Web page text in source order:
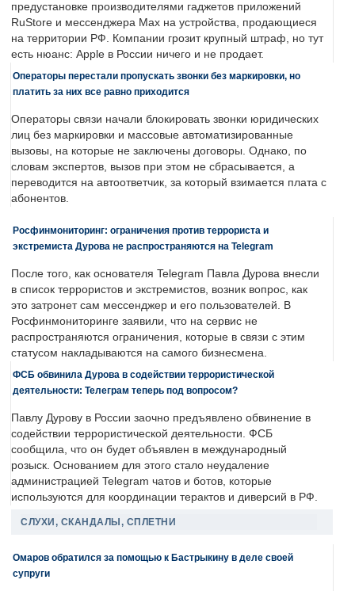
предустановке производителями гаджетов приложений
RuStore и мессенджера Max на устройства, продающиеся
на территории РФ. Компании грозит крупный штраф, но тут
есть нюанс: Apple в России ничего и не продает.
Операторы перестали пропускать звонки без маркировки, но
платить за них все равно приходится
Операторы связи начали блокировать звонки юридических
лиц без маркировки и массовые автоматизированные
вызовы, на которые не заключены договоры. Однако, по
словам экспертов, вызов при этом не сбрасывается, а
переводится на автоответчик, за который взимается плата с
абонентов.
Росфинмониторинг: ограничения против террориста и
экстремиста Дурова не распространяются на Telegram
После того, как основателя Telegram Павла Дурова внесли
в список террористов и экстремистов, возник вопрос, как
это затронет сам мессенджер и его пользователей. В
Росфинмониторинге заявили, что на сервис не
распространяются ограничения, которые в связи с этим
статусом накладываются на самого бизнесмена.
ФСБ обвинила Дурова в содействии террористической
деятельности: Телеграм теперь под вопросом?
Павлу Дурову в России заочно предъявлено обвинение в
содействии террористической деятельности. ФСБ
сообщила, что он будет объявлен в международный
розыск. Основанием для этого стало неудаление
администрацией Telegram чатов и ботов, которые
используются для координации терактов и диверсий в РФ.
СЛУХИ, СКАНДАЛЫ, СПЛЕТНИ
Омаров обратился за помощью к Бастрыкину в деле своей
супруги